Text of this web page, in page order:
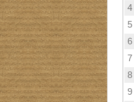
4
5
6
7
8
9